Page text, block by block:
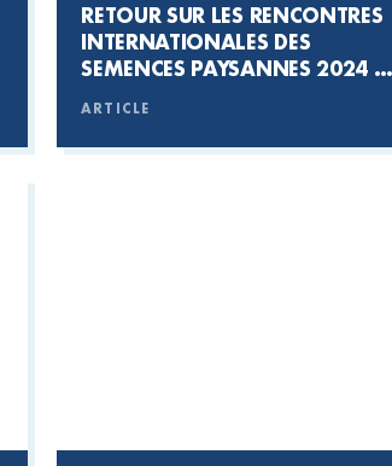
RETOUR SUR LES RENCONTRES
INTERNATIONALES DES
SEMENCES PAYSANNES 2024 :
BIODIVERSITÉ ET LA
SOUVERAINETÉ ALIMENTAIRE
ARTICLE